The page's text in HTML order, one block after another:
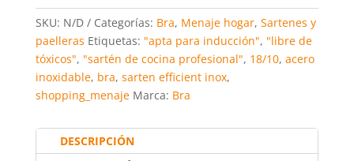
c
e
b
o
o
k
itt
er
ai
l
at
s
A
p
p
er
e
st
m
p
ar
SKU: N/D Categorías: Bra, Menaje hogar, Sartenes y
paelleras Etiquetas: "apta para inducción", "libre de
tóxicos", "sartén de cocina profesional", 18/10, acero
inoxidable, bra, sarten efficient inox,
shopping_menaje Marca: Bra
DESCRIPCIÓN